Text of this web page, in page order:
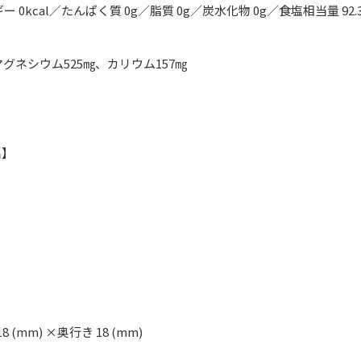
0kcal／たんぱく質 0g／脂質 0g／炭水化物 0g／食塩相当量
ネシウム525㎎、カリウム157㎎
(mm) ×奥行き 18 (mm)